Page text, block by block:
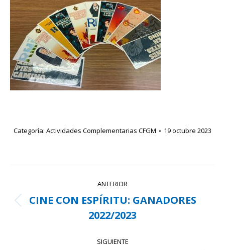
Categoría: Actividades Complementarias CFGM 19 octubre 2023
entre
publicaciones
ANTERIOR
Publicación
anterior:
CINE CON ESPÍRITU: GANADORES
2022/2023
SIGUIENTE